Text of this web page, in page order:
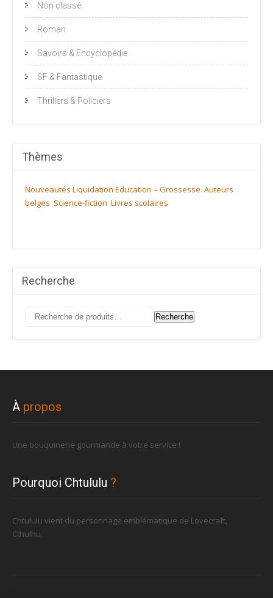
Non classé
Roman
Savoirs & Encyclopédie
SF & Fantastique
Thrillers & Policiers
Thèmes
Nouveautés Liquidation Education – Grossesse Auteurs
belges Science-fiction Livres scolaires
Recherche
Recherche
Recherche
À propos
Une bouquinerie gourmande à votre service !
Pourquoi Chtululu ?
Chtululu vient du personnage emblématique de Lovecraft,
Cthulhu.